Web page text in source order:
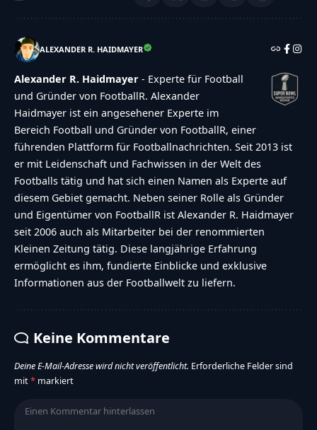
ALEXANDER R. HAIDMAYER
Alexander R. Haidmayer - Experte für Football
und Gründer von FootballR. Alexander
Haidmayer ist ein angesehener Experte im
Bereich Football und Gründer von FootballR, einer
führenden Plattform für Footballnachrichten. Seit 2013 ist
er mit Leidenschaft und Fachwissen in der Welt des
Footballs tätig und hat sich einen Namen als Experte auf
diesem Gebiet gemacht. Neben seiner Rolle als Gründer
und Eigentümer von FootballR ist Alexander R. Haidmayer
seit 2006 auch als Mitarbeiter bei der renommierten
Kleinen Zeitung tätig. Diese langjährige Erfahrung
ermöglicht es ihm, fundierte Einblicke und exklusive
Informationen aus der Footballwelt zu liefern.
Keine Kommentare
Deine E-Mail-Adresse wird nicht veröffentlicht. Erforderliche Felder sind
mit* markiert